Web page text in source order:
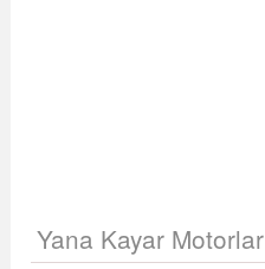
Yana Kayar Motorlar